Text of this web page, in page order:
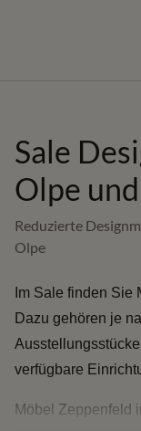
Sale
Olpe
Reduzierte
Olpe
Im Sale finden Sie
Dazu gehören je
verfügbare
Möbel Zeppenfeld